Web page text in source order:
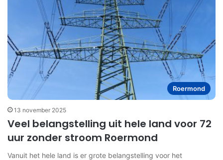
Roermond
13 november 2025
Veel belangstelling uit hele land voor 72
uur zonder stroom Roermond
Vanuit het hele land is er grote belangstelling voor het